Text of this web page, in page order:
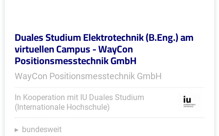
Duales Studium Elektrotechnik (B.Eng.) am
virtuellen Campus - WayCon
Positionsmesstechnik GmbH
WayCon Positionsmesstechnik GmbH
In Kooperation mit IU Duales Studium
(Internationale Hochschule)
bundesweit